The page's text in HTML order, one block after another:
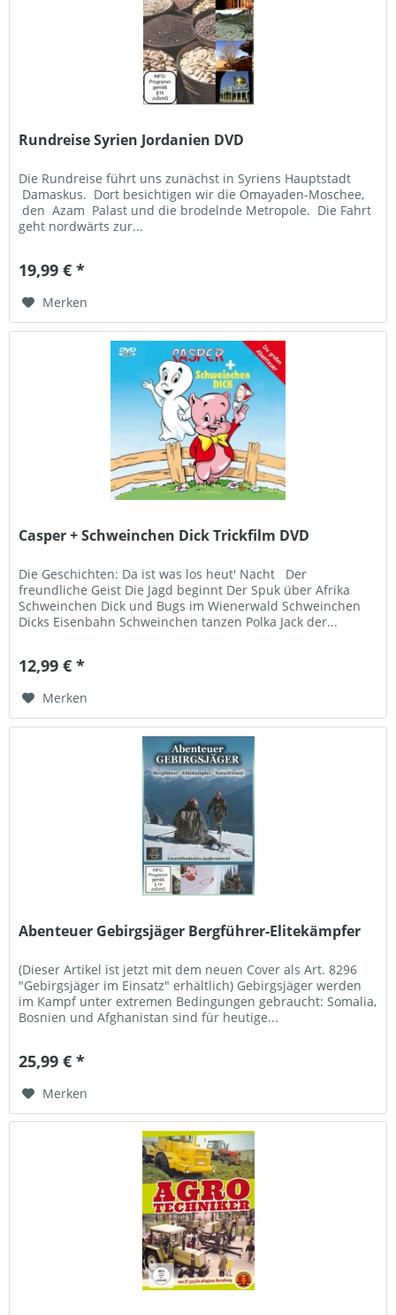
Rundreise Syrien Jordanien DVD
Die Rundreise führt uns zunächst in Syriens Hauptstadt
Damaskus. Dort besichtigen wir die Omayaden-Moschee,
den Azam Palast und die brodelnde Metropole. Die Fahrt
geht nordwärts zur...
19,99 € *
Merken
Casper + Schweinchen Dick Trickfilm DVD
Die Geschichten: Da ist was los heut' Nacht Der
freundliche Geist Die Jagd beginnt Der Spuk über Afrika
Schweinchen Dick und Bugs im Wienerwald Schweinchen
Dicks Eisenbahn Schweinchen tanzen Polka Jack der...
12,99 € *
Merken
Abenteuer Gebirgsjäger Bergführer-Elitekämpfer
(Dieser Artikel ist jetzt mit dem neuen Cover als Art. 8296
"Gebirgsjäger im Einsatz" erhältlich) Gebirgsjäger werden
im Kampf unter extremen Bedingungen gebraucht: Somalia,
Bosnien und Afghanistan sind für heutige...
25,99 € *
Merken